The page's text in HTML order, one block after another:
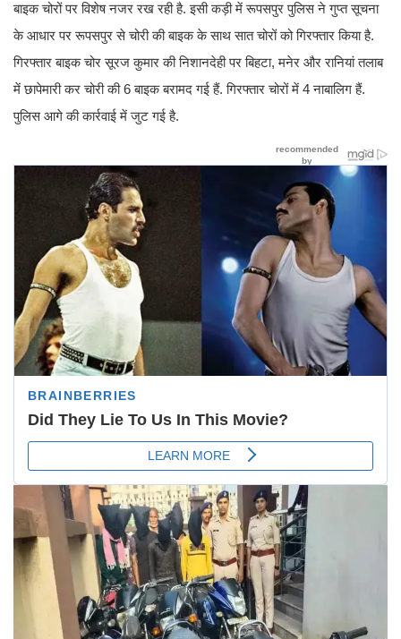
बाइक चोरों पर विशेष नजर रख रही है. इसी कड़ी में रूपसपुर पुलिस ने गुप्त सूचना
के आधार पर रूपसपुर से चोरी की बाइक के साथ सात चोरों को गिरफ्तार किया है.
गिरफ्तार बाइक चोर सूरज कुमार की निशानदेही पर बिहटा, मनेर और रानियां तलाब
में छापेमारी कर चोरी की 6 बाइक बरामद गई हैं. गिरफ्तार चोरों में 4 नाबालिग हैं.
पुलिस आगे की कार्रवाई में जुट गई है.